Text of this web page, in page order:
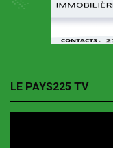
LE PAYS225 TV